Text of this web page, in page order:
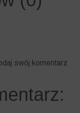
swój komentarz